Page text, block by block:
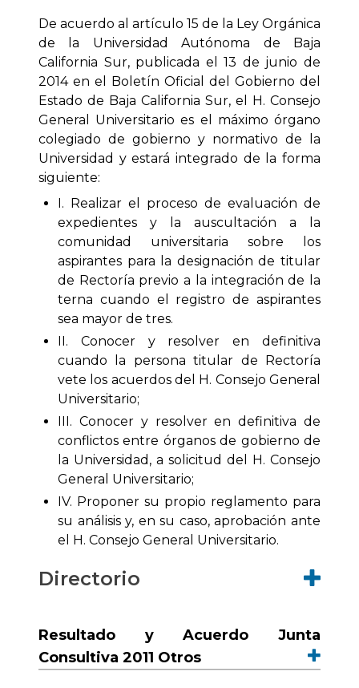
De acuerdo al artículo 15 de la Ley Orgánica
de la Universidad Autónoma de Baja
California Sur, publicada el 13 de junio de
2014 en el Boletín Oficial del Gobierno del
Estado de Baja California Sur, el H. Consejo
General Universitario es el máximo órgano
colegiado de gobierno y normativo de la
Universidad y estará integrado de la forma
siguiente:
I. Realizar el proceso de evaluación de
expedientes y la auscultación a la
comunidad universitaria sobre los
aspirantes para la designación de titular
de Rectoría previo a la integración de la
terna cuando el registro de aspirantes
sea mayor de tres.
II. Conocer y resolver en definitiva
cuando la persona titular de Rectoría
vete los acuerdos del H. Consejo General
Universitario;
III. Conocer y resolver en definitiva de
conflictos entre órganos de gobierno de
la Universidad, a solicitud del H. Consejo
General Universitario;
IV. Proponer su propio reglamento para
su análisis y, en su caso, aprobación ante
el H. Consejo General Universitario.
Directorio
Resultado y Acuerdo Junta
Consultiva 2011 Otros